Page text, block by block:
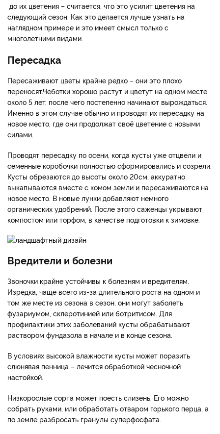
до их цветения – считается, что это усилит цветения на
следующий сезон. Как это делается лучше узнать на
наглядном примере и это имеет смысл только с
многолетними видами.
Пересадка
Пересаживают цветы крайне редко – они это плохо
переносят.Чеботки хорошо растут и цветут на одном месте
около 5 лет, после чего постепенно начинают вырождаться.
Именно в этом случае обычно и проводят их пересадку на
новое место, где они продолжат своё цветение с новыми
силами.
Проводят пересадку по осени, когда кусты уже отцвели и
семенные коробочки полностью сформировались и созрели.
Кусты обрезаются до высоты около 20см, аккуратно
выкапываются вместе с комом земли и пересаживаются на
новое место. В новые лунки добавляют немного
органических удобрений. После этого саженцы укрывают
компостом или торфом, в качестве подготовки к зимовке.
Вредители и болезни
Звоночки крайне устойчивы к болезням и вредителям.
Изредка, чаще всего из-за длительного роста на одном и
том же месте из сезона в сезон, они могут заболеть
фузариумом, склеротинией или ботритисом. Для
профилактики этих заболеваний кусты обрабатывают
раствором фундазола в начале и в конце сезона.
В условиях высокой влажности кусты может поразить
слюнявая пенница – лечится обработкой чесночной
настойкой.
Низкорослые сорта может поесть слизень. Его можно
собрать руками, или обработать отваром горького перца, а
по земле разбросать гранулы суперфосфата.